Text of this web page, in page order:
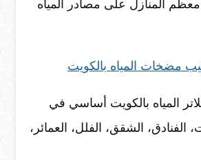
معظم المنازل على مصادر المياه
مضخات المياه بالكويت
المياه بالكويت أساسي في
الفنادق، الشقق، الفلل، العمائر،